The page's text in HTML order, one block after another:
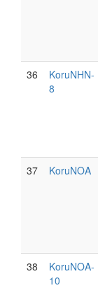
36
KoruNHN-
8
37 KoruNOA
38
KoruNOA-
10